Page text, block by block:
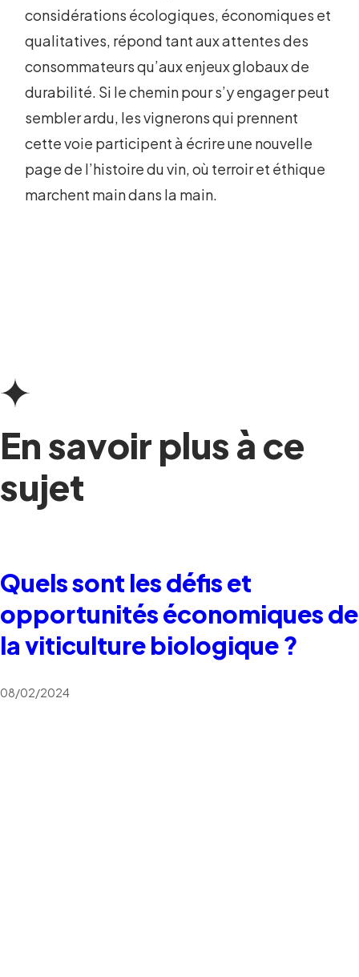
considérations écologiques, économiques et
qualitatives, répond tant aux attentes des
consommateurs qu’aux enjeux globaux de
durabilité. Si le chemin pour s’y engager peut
sembler ardu, les vignerons qui prennent
cette voie participent à écrire une nouvelle
page de l’histoire du vin, où terroir et éthique
marchent main dans la main.
En savoir plus à ce
sujet
Quels sont les défis et
opportunités économiques de
la viticulture biologique ?
08/02/2024